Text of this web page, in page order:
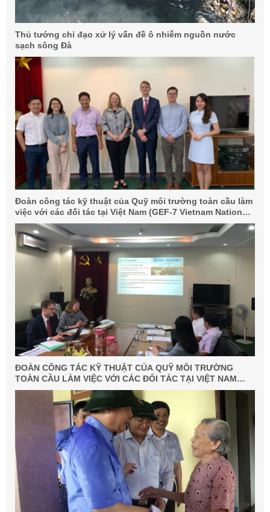
Thủ tướng chỉ đạo xử lý vấn đề ô nhiễm nguồn nước
sạch sông Đà
Đoàn công tác kỹ thuật của Quỹ môi trường toàn cầu làm
việc với các đối tác tại Việt Nam (GEF-7 Vietnam National
Discussion)
ĐOÀN CÔNG TÁC KỸ THUẬT CỦA QUỸ MÔI TRƯỜNG
TOÀN CẦU LÀM VIỆC VỚI CÁC ĐỐI TÁC TẠI VIỆT NAM
(GEF-7 VIETNAM NATIONAL DISCUSSION)